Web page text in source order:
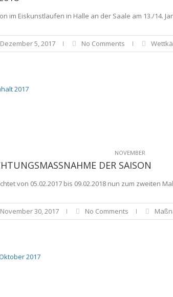
im Eiskunstlaufen in Halle an der Saale am 13./14.
Dezember 5, 2017 No Comments
NOVEMBER
DER SAISON
von 05.02.2017 bis 09.02.2018 nun zum zweiten
November 30, 2017 No Comments